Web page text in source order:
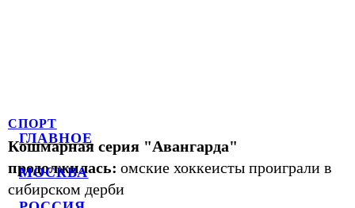
ГЛАВНОЕ
МОСКВА
СПОРТ
Кошмарная серия "Авангарда"
продолжилась: омские хоккеисты проиграли в
сибирском дерби